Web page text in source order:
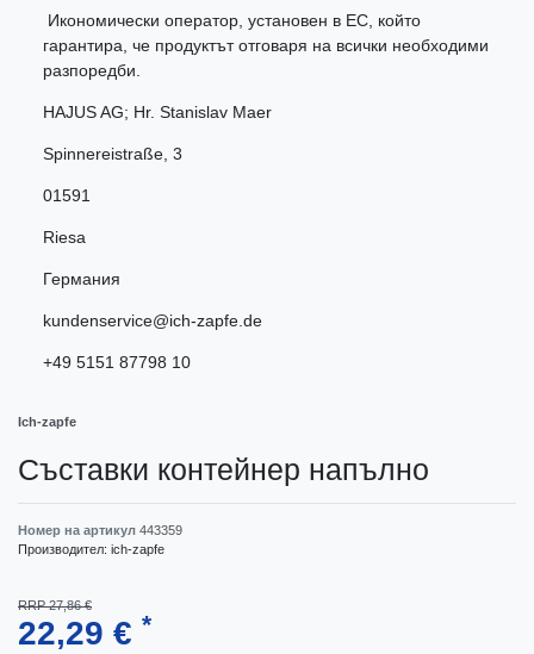
Икономически оператор, установен в ЕС, който
гарантира, че продуктът отговаря на всички необходими
разпоредби.
HAJUS AG; Hr. Stanislav Maer
Spinnereistraße 3
01591
Riesa
Германия
kundenservice@ich-zapfe.de
+49 5151 87798 10
Ich-zapfe
Съставки контейнер напълно
Номер на артикул 443359
Производител: ich-zapfe
RRP 27,86 €
22,29 € *